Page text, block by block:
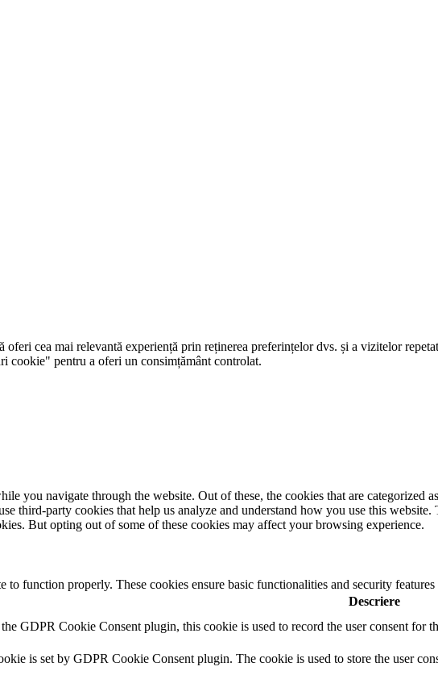
cea mai relevantă experiență prin reținerea preferințelor dvs. și a vizitelor
cookie" pentru a oferi un consimțământ controlat.
you navigate through the website. Out of these, the cookies that are categorized
third-party cookies that help us analyze and understand how you use this
But opting out of some of these cookies may affect your browsing experience.
to function properly. These cookies ensure basic functionalities and security
Descriere
GDPR Cookie Consent plugin, this cookie is used to record the user consent for
is set by GDPR Cookie Consent plugin. The cookie is used to store the user